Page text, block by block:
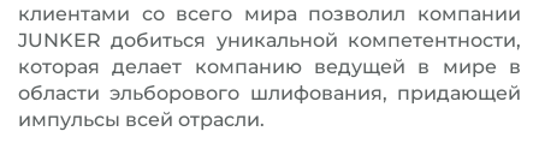
клиентами со всего мира позволил компании
JUNKER добиться уникальной компетентности,
которая делает компанию ведущей в мире в
области эльборового шлифования, придающей
импульсы всей отрасли.